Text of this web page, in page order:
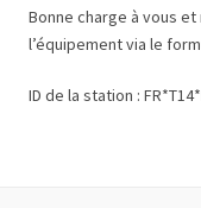
Bonne charge à vous
l’équipement via le
ID de la station :